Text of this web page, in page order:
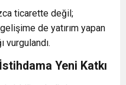
ticarette değil;
de yatırım yapan
vurgulandı.
Yeni Katkı